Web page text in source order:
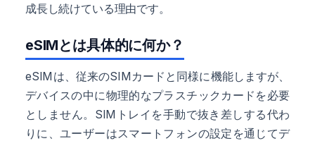
成長し続けている理由です。
eSIMとは具体的に何か？
eSIMは、従来のSIMカードと同様に機能しますが、
デバイスの中に物理的なプラスチックカードを必要
としません。SIMトレイを手動で抜き差しする代わ
りに、ユーザーはスマートフォンの設定を通じてデ